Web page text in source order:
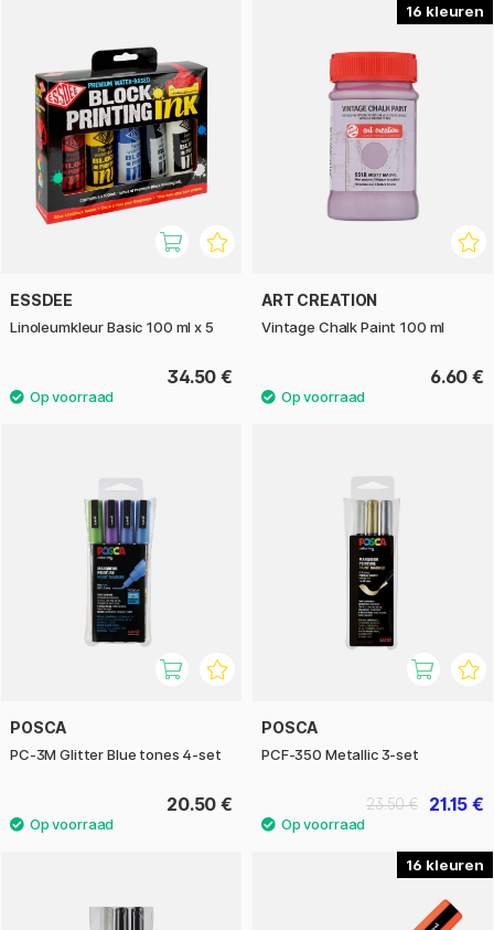
ESSDEE
Linoleumkleur Basic 100 ml x 5
34.50 €
16
ART CREATION
Vintage Chalk Paint 100 ml
6.60 €
POSCA
PC-3M Glitter Blue tones 4-set
20.50 €
POSCA
PCF-350 Metallic 3-set
21.15 €
23.50 €
16